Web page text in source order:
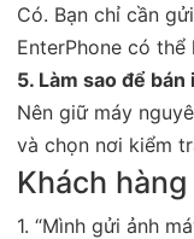
Có. Bạn chỉ cần
EnterPhone có
5. Làm sao để
Nên giữ máy
và chọn nơi kiểm
Khách
1. “Mình gửi ảnh